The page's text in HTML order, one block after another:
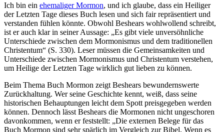
Ich bin ein ehemaliger Mormon, und ich glaube, dass ein Heiliger
der Letzten Tage dieses Buch lesen und sich fair repräsentiert und
verstanden fühlen könnte. Obwohl Beshears wohlwollend schreibt,
ist er auch klar in seiner Aussage: „Es gibt viele unversöhnliche
Unterschiede zwischen dem Mormonismus und dem traditionellen
Christentum“ (S. 330). Leser müssen die Gemeinsamkeiten und
Unterschiede zwischen Mormonismus und Christentum verstehen,
um Heilige der Letzten Tage wirklich gut lieben zu können.
Beim Thema Buch Mormon zeigt Beshears bewundernswerte
Zurückhaltung. Wer seine Geschichte kennt, weiß, dass seine
historischen Behauptungen leicht dem Spott preisgegeben werden
können. Dennoch lässt Beshears die Mormonen nicht ungeschoren
davonkommen, wenn er feststellt: „Die externen Belege für das
Buch Mormon sind sehr spärlich im Vergleich zur Bibel. Wenn es